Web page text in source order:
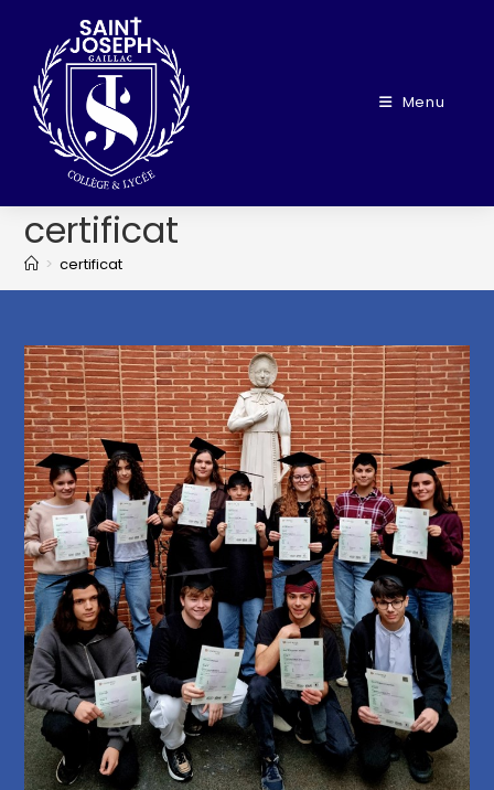
Menu
certificat
> certificat